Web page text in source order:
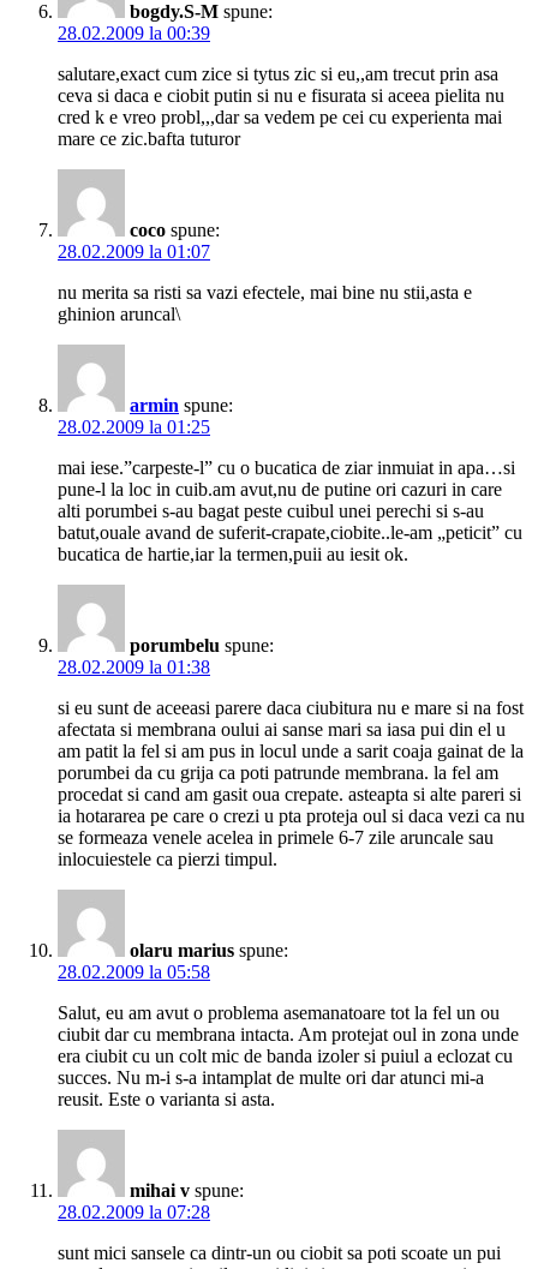
bogdy.S-M spune:
28.02.2009 la 00:39
salutare,exact cum zice si tytus zic si eu,,am trecut prin asa
ceva si daca e ciobit putin si nu e fisurata si aceea pielita nu
cred k e vreo probl,,,dar sa vedem pe cei cu experienta mai
mare ce zic.bafta tuturor
coco spune:
28.02.2009 la 01:07
nu merita sa risti sa vazi efectele, mai bine nu stii,asta e
ghinion aruncal\
armin spune:
28.02.2009 la 01:25
mai iese.”carpeste-l” cu o bucatica de ziar inmuiat in apa…si
pune-l la loc in cuib.am avut,nu de putine ori cazuri in care
alti porumbei s-au bagat peste cuibul unei perechi si s-au
batut,ouale avand de suferit-crapate,ciobite..le-am „peticit” cu
bucatica de hartie,iar la termen,puii au iesit ok.
porumbelu spune:
28.02.2009 la 01:38
si eu sunt de aceeasi parere daca ciubitura nu e mare si na fost
afectata si membrana oului ai sanse mari sa iasa pui din el u
am patit la fel si am pus in locul unde a sarit coaja gainat de la
porumbei da cu grija ca poti patrunde membrana. la fel am
procedat si cand am gasit oua crepate. asteapta si alte pareri si
ia hotararea pe care o crezi u pta proteja oul si daca vezi ca nu
se formeaza venele acelea in primele 6-7 zile aruncale sau
inlocuiestele ca pierzi timpul.
olaru marius spune:
28.02.2009 la 05:58
Salut, eu am avut o problema asemanatoare tot la fel un ou
ciubit dar cu membrana intacta. Am protejat oul in zona unde
era ciubit cu un colt mic de banda izoler si puiul a eclozat cu
succes. Nu m-i s-a intamplat de multe ori dar atunci mi-a
reusit. Este o varianta si asta.
mihai v spune:
28.02.2009 la 07:28
sunt mici sansele ca dintr-un ou ciobit sa poti scoate un pui